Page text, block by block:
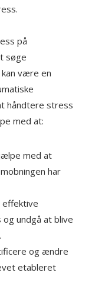
på
søge
være en
håndtere stress
med at:
med at
har
effektive
undgå at blive
og ændre
etableret